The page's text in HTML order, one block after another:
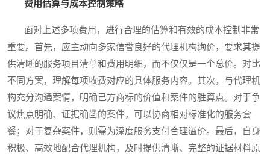
费用估算与成本控制策略
面对上述多项费用，进行合理的估算和有效的成本控制非常
重要。首先，应主动向多家信誉良好的代理机构询价，要求其提
供清晰的服务项目清单和费用明细，而不仅仅是一个总价。对比
不同方案，理解每项收费对应的具体服务内容。其次，与代理机
构充分沟通案情，明确己方商标的价值和案件的胜算点。对于争
议焦点明确、证据确凿的案件，可以协商相对标准化的服务套
餐；对于复杂案件，则需为深度服务支付合理溢价。最后，自身
积极、高效地配合代理机构，及时提供清晰、完整的证据材料原